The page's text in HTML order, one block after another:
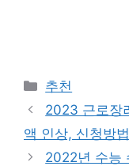
Categories
추천
2023 근로장
액 인상, 신청방법
2022년 수능